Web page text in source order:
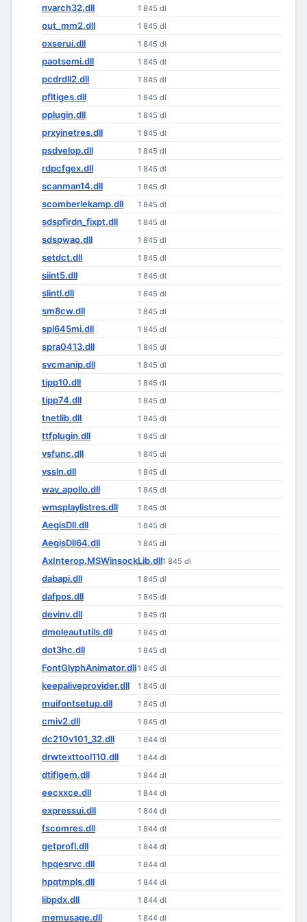
nvarch32.dll 1 845 dl
out_mm2.dll 1 845 dl
oxserui.dll 1 845 dl
paotsemi.dll 1 845 dl
pcdrdll2.dll 1 845 dl
pfltiges.dll 1 845 dl
pplugin.dll 1 845 dl
prxyinetres.dll 1 845 dl
psdvelop.dll 1 845 dl
rdpcfgex.dll 1 845 dl
scanman14.dll 1 845 dl
scomberlekamp.dll 1 845 dl
sdspfirdn_fixpt.dll 1 845 dl
sdspwao.dll 1 845 dl
setdct.dll 1 845 dl
siint5.dll 1 845 dl
slintl.dll 1 845 dl
sm8cw.dll 1 845 dl
spl645mi.dll 1 845 dl
spra0413.dll 1 845 dl
svcmanip.dll 1 845 dl
tipp10.dll 1 845 dl
tipp74.dll 1 845 dl
tnetlib.dll 1 845 dl
ttfplugin.dll 1 845 dl
vsfunc.dll 1 845 dl
vssln.dll 1 845 dl
wav_apollo.dll 1 845 dl
wmsplaylistres.dll 1 845 dl
AegisDll.dll 1 845 dl
AegisDll64.dll 1 845 dl
AxInterop.MSWinsockLib.dll1 845 dl
dabapi.dll 1 845 dl
dafpos.dll 1 845 dl
devinv.dll 1 845 dl
dmoleaututils.dll 1 845 dl
dot3hc.dll 1 845 dl
FontGlyphAnimator.dll1 845 dl
keepaliveprovider.dll 1 845 dl
muifontsetup.dll 1 845 dl
cmiv2.dll 1 845 dl
dc210v101_32.dll 1 844 dl
drwtexttool110.dll 1 844 dl
dtiflgem.dll 1 844 dl
eecxxce.dll 1 844 dl
expressui.dll 1 844 dl
fscomres.dll 1 844 dl
getprofl.dll 1 844 dl
hpqesrvc.dll 1 844 dl
hpqtmpls.dll 1 844 dl
libpdx.dll 1 844 dl
memusage.dll 1 844 dl